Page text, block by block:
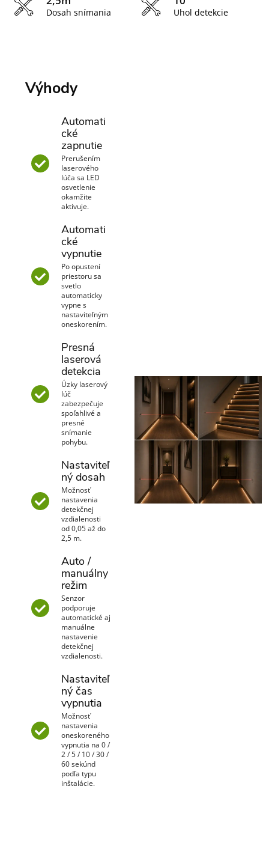
Dosah snímania Uhol detekcie
Výhody
Automati
cké
zapnutie
Prerušením
laserového
lúča sa LED
osvetlenie
okamžite
aktivuje.
Automati
cké
vypnutie
Po opustení
priestoru sa
svetlo
automaticky
vypne s
nastaviteľným
oneskorením.
Presná
laserová
detekcia
Úzky laserový
lúč
zabezpečuje
spoľahlivé a
presné
snímanie
pohybu.
Nastaviteľ
ný dosah
Možnosť
nastavenia
detekčnej
vzdialenosti
od 0,05 až do
2,5 m.
Auto /
manuálny
režim
Senzor
podporuje
automatické aj
manuálne
nastavenie
detekčnej
vzdialenosti.
Nastaviteľ
ný čas
vypnutia
Možnosť
nastavenia
oneskoreného
vypnutia na 0 /
2 / 5 / 10 / 30 /
60 sekúnd
podľa typu
inštalácie.